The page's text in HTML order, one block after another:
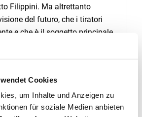
Cookies
um Inhalte und Anzeigen zu
für soziale Medien anbieten
Filippini. Ma altrettanto
del futuro, che i tiratori
e che è il soggetto principale
2024 e delle sfide future.
2 GIUGNO NELLO SHOP ONLINE
FST" sarà disponibile presso